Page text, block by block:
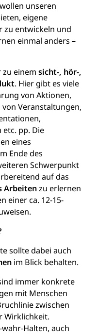
unseren
eigene
zu entwickeln und
einmal anders –
einem sicht-, hör-,
. Hier gibt es viele
von Aktionen,
Veranstaltungen,
pp. Die
eines
Ende des
Schwerpunkt
auf das
Arbeitenzu erlernen
einer ca. 12-15-
sollte dabei auch
im Blick behalten.
immer konkrete
mit Menschen
zwischen
Wirklichkeit.
Halten, auch